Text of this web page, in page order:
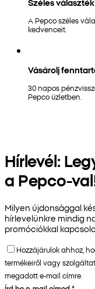
A Pepco széles
kedvenceit.
Vásárolj
30 napos
Pepco üzletben.
Hírlevél:
a Pepco-
Milyen újdonsággal
hírlevelünkre mindig
promóciókkal
Hozzájárulok ahhoz,
termékeiről vagy
megadott e-mail címre.